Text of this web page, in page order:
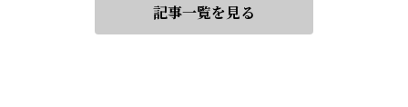
記事一覧を見る